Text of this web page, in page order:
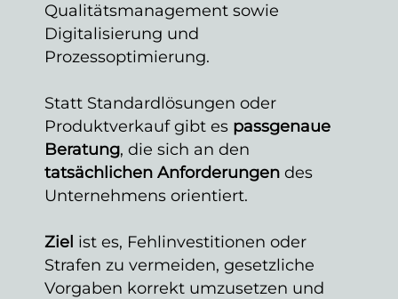
Qualitätsmanagement sowie
Digitalisierung und
Prozessoptimierung.
Statt Standardlösungen oder
Produktverkauf gibt es passgenaue
Beratung, die sich an den
tatsächlichen Anforderungen des
Unternehmens orientiert.
Ziel ist es, Fehlinvestitionen oder
Strafen zu vermeiden, gesetzliche
Vorgaben korrekt umzusetzen und